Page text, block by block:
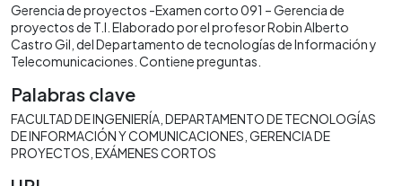
Gerencia de proyectos -Examen corto 091 – Gerencia de
proyectos de T.I. Elaborado por el profesor Robin Alberto
Castro Gil, del Departamento de tecnologías de Información y
Telecomunicaciones. Contiene preguntas.
Palabras clave
FACULTAD DE INGENIERÍA DEPARTAMENTO DE TECNOLOGÍAS
DE INFORMACIÓN Y COMUNICACIONES GERENCIA DE
PROYECTOS EXÁMENES CORTOS